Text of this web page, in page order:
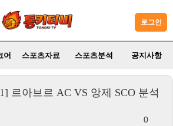
로그인
어 스포츠자료 스포츠분석 공지사항
르아브르 AC VS 앙제 SCO 분석
0